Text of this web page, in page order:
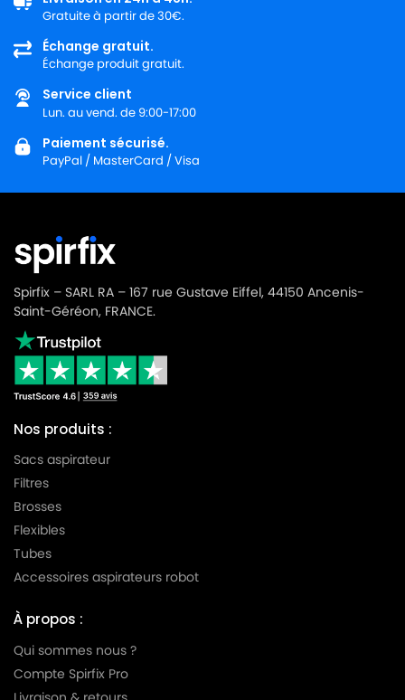
Gratuite à partir de 30€.
Échange gratuit.
Échange produit gratuit.
Service client
Lun. au vend. de 9:00-17:00
Paiement sécurisé.
PayPal / MasterCard / Visa
Spirfix – SARL RA – 167 rue Gustave Eiffel, 44150 Ancenis-
Saint-Géréon, FRANCE.
Nos produits :
Sacs aspirateur
Filtres
Brosses
Flexibles
Tubes
Accessoires aspirateurs robot
À propos :
Qui sommes nous ?
Compte Spirfix Pro